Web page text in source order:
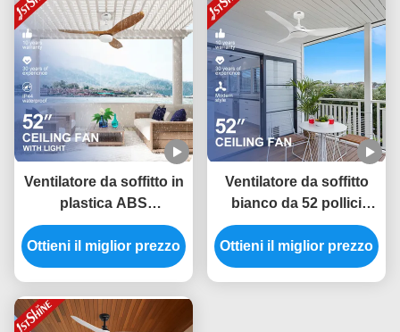
Ventilatore da soffitto in
plastica ABS
impermeabile IP65 per
esterni con pale da 52
pollici e telecomando
Ottieni il miglior prezzo
Ventilatore da soffitto
bianco da 52 pollici
senza luce ABS Blade
Smart APP Control
Ottieni il miglior prezzo